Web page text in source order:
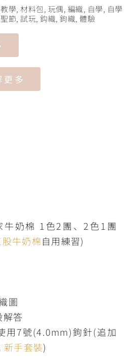
學, 材料包, 玩偶, 編織, 自學, 自學
節, 試玩, 鈎織, 鉤織, 體驗
多
奶棉 1色2團、2色1團
股牛奶棉自用練習)
圖
解答
用7號(4.0mm)鉤針(追加
新手套裝)